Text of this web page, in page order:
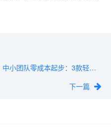
中小团队零成本起步：3款轻量级开源即时通讯软件推荐
下一篇